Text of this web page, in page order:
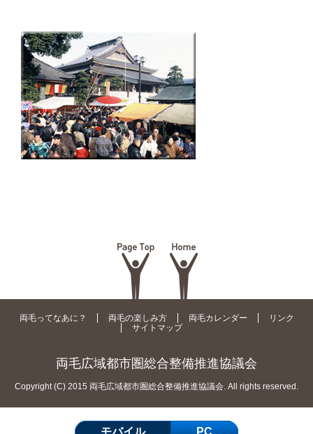
両毛ってなあに？ 両毛の楽しみ方 両毛カレンダー
リンク
サイトマップ
両毛広域都市圏総合整備推進協議会
Copyright (C) 2015 両毛広域都市圏総合整備推進協議会. All rights reserved.